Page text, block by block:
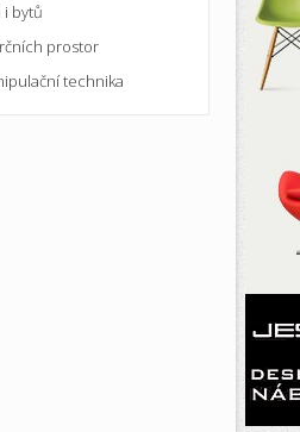
bytů
prostor
technika